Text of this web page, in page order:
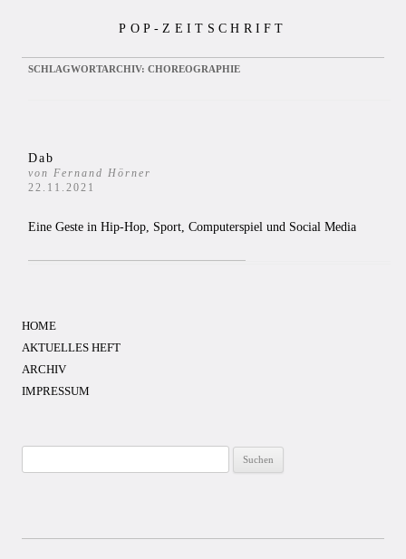
POP-ZEITSCHRIFT
SCHLAGWORTARCHIV: CHOREOGRAPHIE
Dab
von Fernand Hörner
22.11.2021
Eine Geste in Hip-Hop, Sport, Computerspiel und Social Media
HOME
AKTUELLES HEFT
ARCHIV
IMPRESSUM
nach: